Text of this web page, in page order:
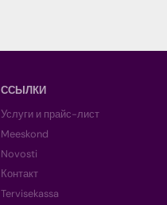
ССЫЛКИ
Услуги и прайс-лист
Meeskond
Novosti
Контакт
Tervisekassa